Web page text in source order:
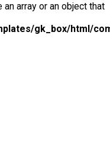
array or an object that
gk_box/html/